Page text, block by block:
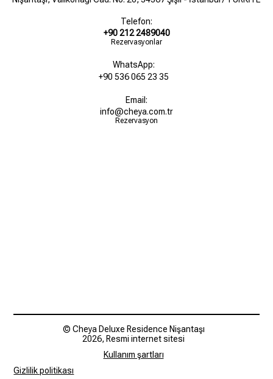
Telefon:
+90 212 2489040
Rezervasyonlar
WhatsApp:
+90 536 065 23 35
Email:
info@cheya.com.tr
Rezervasyon
© Cheya Deluxe Residence Nişantaşı
2026, Resmi internet sitesi
Kullanım şartları
Gizlilik politikası